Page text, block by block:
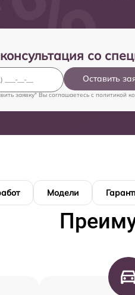
со
Оставить
заявку" Вы соглашаетесь c политикой
Модели